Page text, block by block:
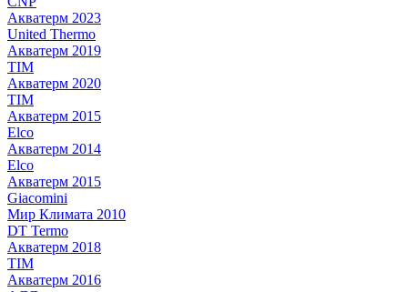
Акватерм 2023
United Thermo
Акватерм 2019
TIM
Акватерм 2020
TIM
Акватерм 2015
Elco
Акватерм 2014
Elco
Акватерм 2015
Giacomini
Мир Климата 2010
DT Termo
Акватерм 2018
TIM
Акватерм 2016